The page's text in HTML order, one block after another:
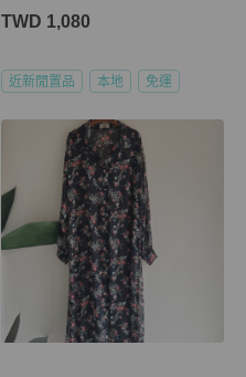
TWD 1,080
近新閒置品 本地 免運